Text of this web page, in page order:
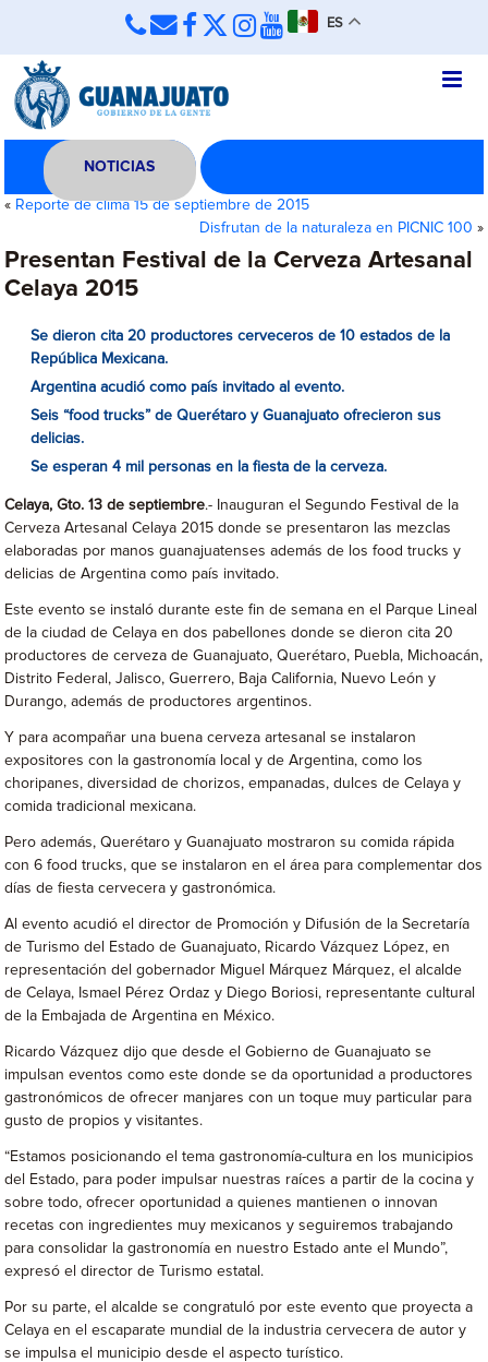
ES
NOTICIAS
« Reporte de clima 15 de septiembre de 2015
Disfrutan de la naturaleza en PICNIC 100 »
Presentan Festival de la Cerveza Artesanal
Celaya 2015
Se dieron cita 20 productores cerveceros de 10 estados de la
República Mexicana.
Argentina acudió como país invitado al evento.
Seis “food trucks” de Querétaro y Guanajuato ofrecieron sus
delicias.
Se esperan 4 mil personas en la fiesta de la cerveza.
Celaya, Gto. 13 de septiembre.- Inauguran el Segundo Festival de la
Cerveza Artesanal Celaya 2015 donde se presentaron las mezclas
elaboradas por manos guanajuatenses además de los food trucks y
delicias de Argentina como país invitado.
Este evento se instaló durante este fin de semana en el Parque Lineal
de la ciudad de Celaya en dos pabellones donde se dieron cita 20
productores de cerveza de Guanajuato, Querétaro, Puebla, Michoacán,
Distrito Federal, Jalisco, Guerrero, Baja California, Nuevo León y
Durango, además de productores argentinos.
Y para acompañar una buena cerveza artesanal se instalaron
expositores con la gastronomía local y de Argentina, como los
choripanes, diversidad de chorizos, empanadas, dulces de Celaya y
comida tradicional mexicana.
Pero además, Querétaro y Guanajuato mostraron su comida rápida
con 6 food trucks, que se instalaron en el área para complementar dos
días de fiesta cervecera y gastronómica.
Al evento acudió el director de Promoción y Difusión de la Secretaría
de Turismo del Estado de Guanajuato, Ricardo Vázquez López, en
representación del gobernador Miguel Márquez Márquez, el alcalde
de Celaya, Ismael Pérez Ordaz y Diego Boriosi, representante cultural
de la Embajada de Argentina en México.
Ricardo Vázquez dijo que desde el Gobierno de Guanajuato se
impulsan eventos como este donde se da oportunidad a productores
gastronómicos de ofrecer manjares con un toque muy particular para
gusto de propios y visitantes.
“Estamos posicionando el tema gastronomía-cultura en los municipios
del Estado, para poder impulsar nuestras raíces a partir de la cocina y
sobre todo, ofrecer oportunidad a quienes mantienen o innovan
recetas con ingredientes muy mexicanos y seguiremos trabajando
para consolidar la gastronomía en nuestro Estado ante el Mundo”,
expresó el director de Turismo estatal.
Por su parte, el alcalde se congratuló por este evento que proyecta a
Celaya en el escaparate mundial de la industria cervecera de autor y
se impulsa el municipio desde el aspecto turístico.